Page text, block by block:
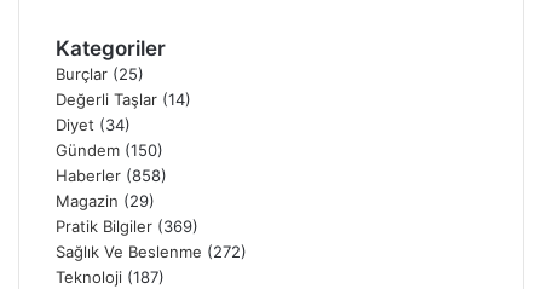
Kategoriler
Burçlar (25)
Değerli Taşlar (14)
Diyet (34)
Gündem (150)
Haberler (858)
Magazin (29)
Pratik Bilgiler (369)
Sağlık Ve Beslenme (272)
Teknoloji (187)